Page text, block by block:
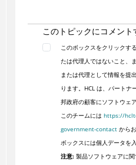
このトピックにコメント
このボックスをクリックす
たは代理人ではないこと、
または代理として情報を提
ります。HCL は、パートナ
邦政府の顧客にソフトウェ
このチームには https://
government-contactから
ボックスには個人データを
注意:製品ソフトウェアに関